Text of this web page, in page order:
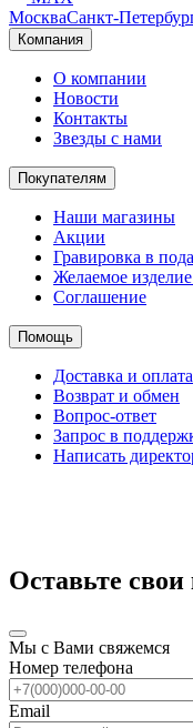
МоскваСанкт-
Компания
О компании
Новости
Контакты
Звезды с нами
Покупателям
Наши магазины
Акции
Гравировка в
Желаемое
Соглашение
Помощь
Доставка и оплата
Возврат и обмен
Вопрос-ответ
Запрос в
Написать
Оставьте
Мы с Вами свяжемся
Номер телефона
Email